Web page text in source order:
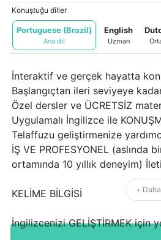
Konuştuğu diller
Portuguese (Brazil)
Ana dil
English
Uzman
İnteraktif ve gerçek hayatta
Başlangıçtan ileri seviyeye
Özel dersler ve ÜCRETSİZ
Uygulamalı İngilizce ile
Telaffuzu geliştirmenize
İŞ VE PROFESYONEL
ortamında 10 yıllık deneyim)
KELİME BİLGİSİ
İngilizcenizi GELİŞTİRMEK için
+